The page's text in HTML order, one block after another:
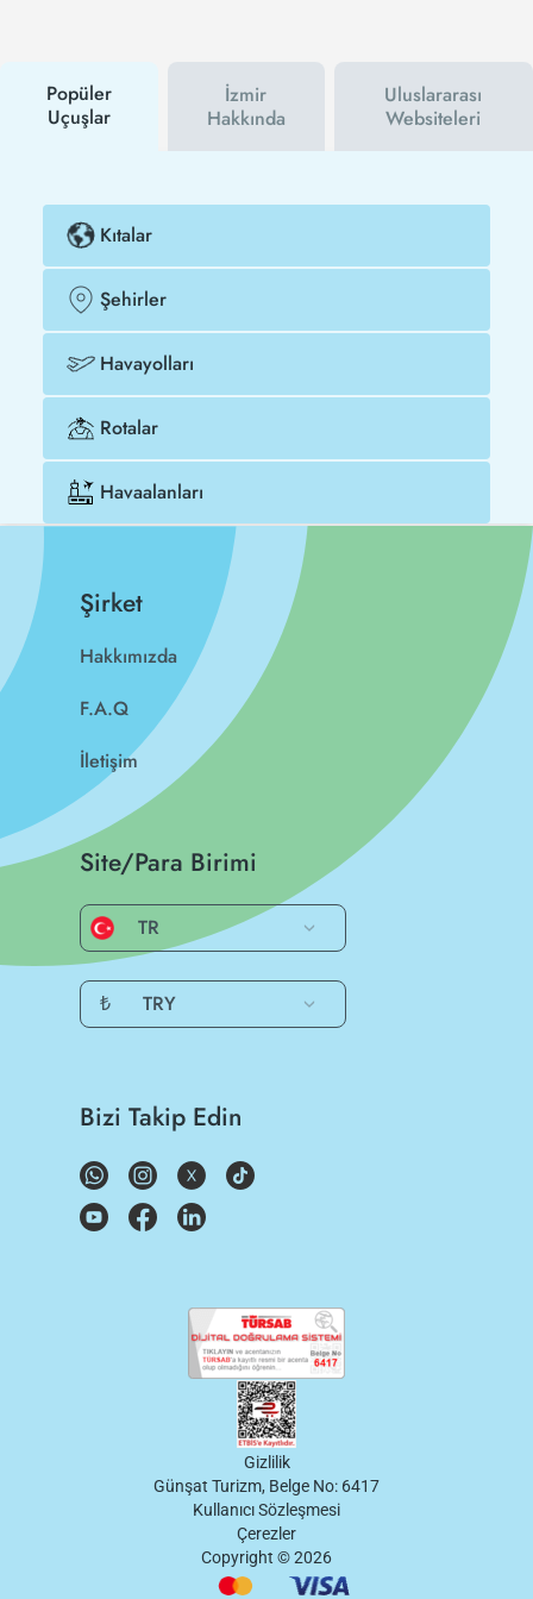
alabilirsiniz.
Popüler
Uçuşlar
İzmir
Hakkında
Uluslararası
Websiteleri
Kıtalar
Şehirler
Havayolları
Rotalar
Havaalanları
Şirket
Hakkımızda
F.A.Q
İletişim
Site/Para Birimi
TR
₺ TRY
Bizi Takip Edin
Gizlilik
Günşat Turizm, Belge No: 6417
Kullanıcı Sözleşmesi
Çerezler
Copyright ©2026